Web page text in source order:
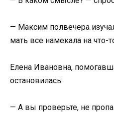
— Максим полвечера
мать все намекала на что-
Елена Ивановна,
остановилась:
— А вы проверьте, не